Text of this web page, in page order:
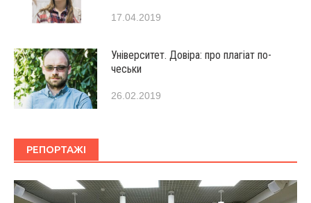
17.04.2019
Університет. Довіра: про плагіат по-
чеськи
26.02.2019
РЕПОРТАЖІ